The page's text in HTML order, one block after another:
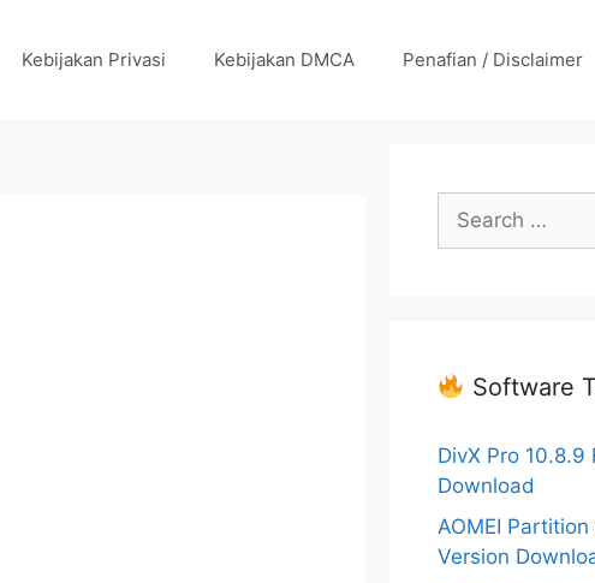
Kebijakan Privasi Kebijakan DMCA Penafian / Disclaimer
Search
for:
Software
DivX Pro 10.8.9
Download
AOMEI
Version